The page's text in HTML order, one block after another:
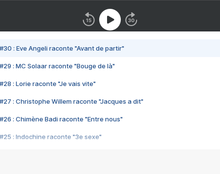
#30 : Eve Angeli raconte "Avant de partir"
#29 : MC Solaar raconte "Bouge de là"
#28 : Lorie raconte "Je vais vite"
#27 : Christophe Willem raconte "Jacques a dit"
#26 : Chimène Badi raconte "Entre nous"
#25 : Indochine raconte "3e sexe"